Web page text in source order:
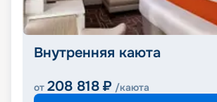
Внутренняя каюта
от 208 818 ₽ /каюта